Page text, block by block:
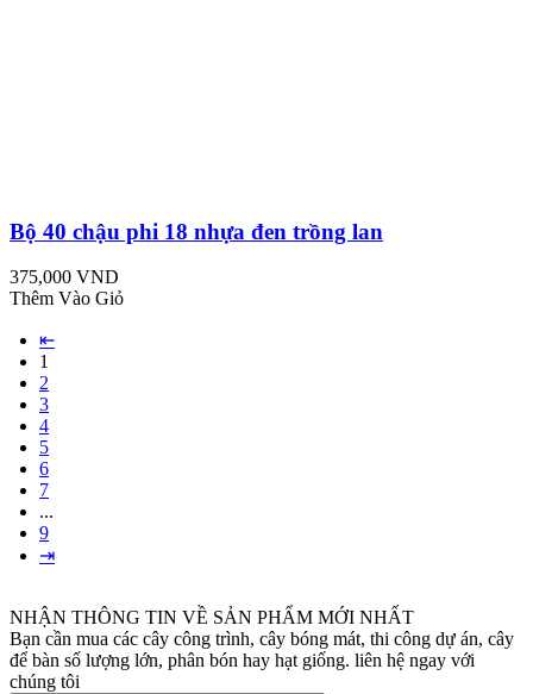
Bộ 40 chậu phi 18 nhựa đen trồng lan
375,000 VND
Thêm Vào Giỏ
⇤
1
2
3
4
5
6
7
...
9
⇥
NHẬN THÔNG TIN VỀ SẢN PHẨM MỚI NHẤT
Bạn cần mua các cây công trình, cây bóng mát, thi công dự án, cây
để bàn số lượng lớn, phân bón hay hạt giống. liên hệ ngay với
chúng tôi